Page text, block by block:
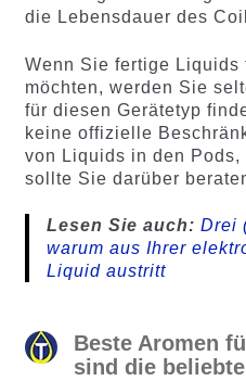
die Lebensdauer des
Wenn Sie fertige Liquids
möchten, werden Sie
für diesen Gerätetyp
keine offizielle
von Liquids in den
sollte Sie darüber
Lesen Sie auch: Drei
warum aus Ihrer
Liquid austritt
Beste Aromen
sind die